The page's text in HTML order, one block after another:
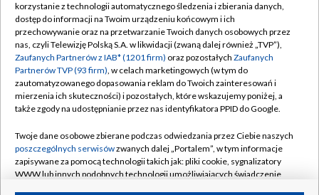
TVP
Abonament TVP
Emisja w TVP
Centrum informacji TVP
Naziemna Telewizja Cyfrowa
Rada Programowa
System NOS
Informacje o nadawcy
Regulamin TVP
Polityka prywatności
Moje zgody
Pomoc
Kontakt
korzystanie z technologii automatycznego śledzenia i zbierania danych,
dostęp do informacji na Twoim urządzeniu końcowym i ich
przechowywanie oraz na przetwarzanie Twoich danych osobowych przez
nas, czyli Telewizję Polską S.A. w likwidacji (zwaną dalej również „TVP”),
Zaufanych Partnerów z IAB* (1201 firm) oraz pozostałych Zaufanych
Partnerów TVP (93 firm), w celach marketingowych (w tym do
zautomatyzowanego dopasowania reklam do Twoich zainteresowań i
mierzenia ich skuteczności) i pozostałych, które wskazujemy poniżej, a
także zgody na udostępnianie przez nas identyfikatora PPID do Google.
Twoje dane osobowe zbierane podczas odwiedzania przez Ciebie naszych
poszczególnych serwisówzwanych dalej „Portalem”, w tym informacje
zapisywane za pomocą technologii takich jak: pliki cookie, sygnalizatory
WWW lub innych podobnych technologii umożliwiających świadczenie